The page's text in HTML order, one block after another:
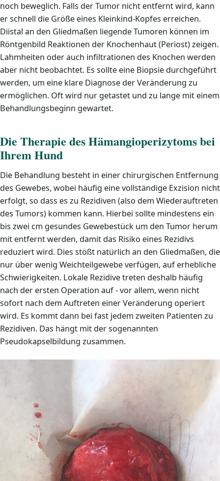
noch beweglich. Falls der Tumor nicht entfernt wird, kann
er schnell die Größe eines Kleinkind-Kopfes erreichen.
Diistal an den Gliedmaßen liegende Tumoren können im
Röntgenbild Reaktionen der Knochenhaut (Periost) zeigen.
Lahmheiten oder auch infiltrationen des Knochen werden
aber nicht beobachtet. Es sollte eine Biopsie durchgeführt
werden, um eine klare Diagnose der Veränderung zu
ermöglichen. Oft wird nur getastet und zu lange mit einem
Behandlungsbeginn gewartet.
Die Therapie des Hämangioperizytoms bei
Ihrem Hund
Die Behandlung besteht in einer chirurgischen Entfernung
des Gewebes, wobei häufig eine vollständige Exzision nicht
erfolgt, so dass es zu Rezidiven (also dem Wiederauftreten
des Tumors) kommen kann. Hierbei sollte mindestens ein
bis zwei cm gesundes Gewebestück um den Tumor herum
mit entfernt werden, damit das Risiko eines Rezidivs
reduziert wird. Dies stößt natürlich an den Gliedmaßen, die
nur über wenig Weichteilgewebe verfügen, auf erhebliche
Schwierigkeiten. Lokale Rezidive treten deshalb häufig
nach der ersten Operation auf - vor allem, wenn nicht
sofort nach dem Auftreten einer Veränderung operiert
wird. Es kommt dann bei fast jedem zweiten Patienten zu
Rezidiven. Das hängt mit der sogenannten
Pseudokapselbildung zusammen.